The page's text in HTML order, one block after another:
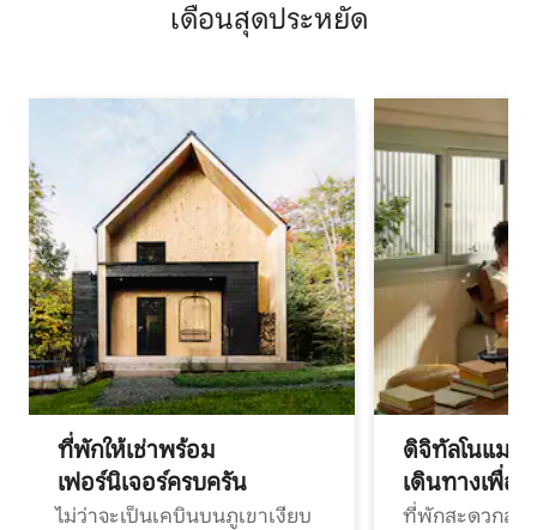
เดือนสุดประหยัด
ที่พักให้เช่าพร้อม
เฟอร์นิเจอร์ครบครัน
ไม่ว่าจะเป็นเคบินบนภูเขาเงียบ
ดิจิทัลโนแมด
เดินทางเพื่อ
ที่พักสะดวกสบ